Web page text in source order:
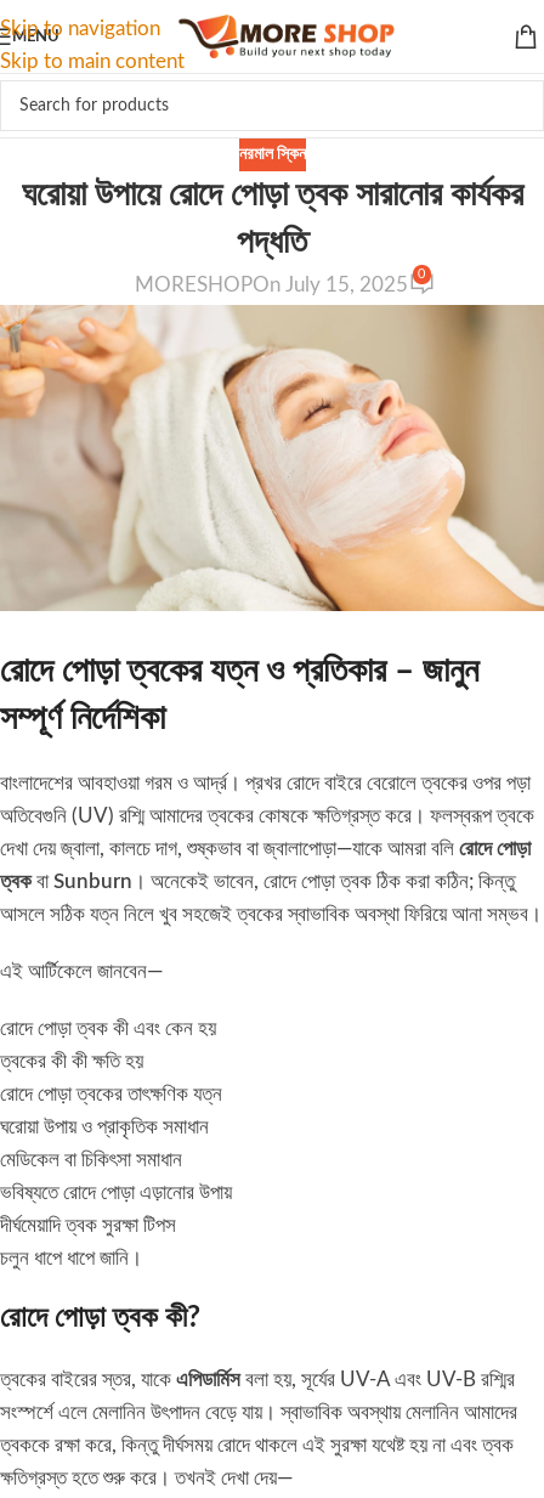
Skip to navigation
Skip to main content
MENU
নরমাল স্কিন
ঘরোয়া উপায়ে রোদে পোড়া ত্বক সারানোর কার্যকর
পদ্ধতি
MORESHOPOn July 15, 2025
0
রোদে পোড়া ত্বকের যত্ন ও প্রতিকার – জানুন
সম্পূর্ণ নির্দেশিকা
বাংলাদেশের আবহাওয়া গরম ও আর্দ্র। প্রখর রোদে বাইরে বেরোলে ত্বকের ওপর পড়া
অতিবেগুনি (UV) রশ্মি আমাদের ত্বকের কোষকে ক্ষতিগ্রস্ত করে। ফলস্বরূপ ত্বকে
দেখা দেয় জ্বালা, কালচে দাগ, শুষ্কভাব বা জ্বালাপোড়া—যাকে আমরা বলি রোদে পোড়া
ত্বকবাSunburn । অনেকেই ভাবেন, রোদে পোড়া ত্বক ঠিক করা কঠিন; কিন্তু
আসলে সঠিক যত্ন নিলে খুব সহজেই ত্বকের স্বাভাবিক অবস্থা ফিরিয়ে আনা সম্ভব।
এই আর্টিকেলে জানবেন—
রোদে পোড়া ত্বক কী এবং কেন হয়
ত্বকের কী কী ক্ষতি হয়
রোদে পোড়া ত্বকের তাৎক্ষণিক যত্ন
ঘরোয়া উপায় ও প্রাকৃতিক সমাধান
মেডিকেল বা চিকিৎসা সমাধান
ভবিষ্যতে রোদে পোড়া এড়ানোর উপায়
দীর্ঘমেয়াদি ত্বক সুরক্ষা টিপস
চলুন ধাপে ধাপে জানি।
রোদে পোড়া ত্বক কী?
ত্বকের বাইরের স্তর, যাকে এপিডার্মিসবলা হয়, সূর্যের UV-A এবং UV-B রশ্মির
সংস্পর্শে এলে মেলানিন উৎপাদন বেড়ে যায়। স্বাভাবিক অবস্থায় মেলানিন আমাদের
ত্বককে রক্ষা করে, কিন্তু দীর্ঘসময় রোদে থাকলে এই সুরক্ষা যথেষ্ট হয় না এবং ত্বক
ক্ষতিগ্রস্ত হতে শুরু করে। তখনই দেখা দেয়—